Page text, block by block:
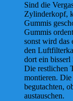
Sind die
Zylinderkopf,
Gummis
Gummis
sonst wird das
den
dort ein
Die restlichen
montieren.
begutachten,
austauschen.